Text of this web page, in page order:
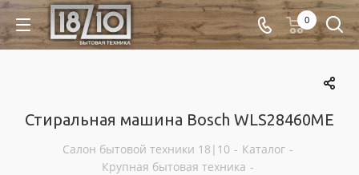
0
Стиральная машина Bosch WLS28460ME
Салон бытовой техники 18|10 - Каталог -
Крупная бытовая техника -